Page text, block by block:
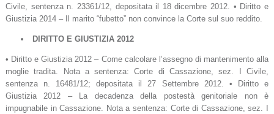
Civile, sentenza n. 23361/12, depositata il 18 dicembre 2012. • Diritto e
Giustizia 2014 – Il marito “fubetto” non convince la Corte sul suo reddito.
DIRITTO E GIUSTIZIA 2012
• Diritto e Giustizia 2012 – Come calcolare l’assegno di mantenimento alla
moglie tradita. Nota a sentenza: Corte di Cassazione, sez. I Civile,
sentenza n. 16481/12; depositata il 27 Settembre 2012. • Diritto e
Giustizia 2012 – La decadenza della postestà genitoriale non è
impugnabile in Cassazione. Nota a sentenza: Corte di Cassazione, sez. I